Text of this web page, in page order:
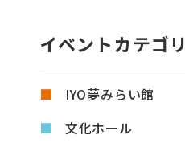
イベントカテゴリ
IYO夢みらい館
文化ホール